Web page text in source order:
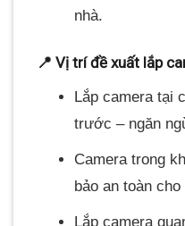
nhà.
📍 Vị trí đề xuất lắp
Lắp camera tại
trước – ngăn
Camera trong
bảo an toàn
Lắp camera